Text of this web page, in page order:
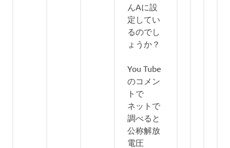
んAに設
定してい
るのでし
ょうか？
You Tube
のコメン
トで
ネットで
調べると
公称解放
電圧